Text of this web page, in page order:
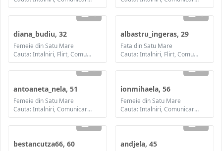
1
diana_budiu, 32
Femeie din Satu Mare
Cauta: Intalniri, Flirt, Comunicare / chat, Prietenie, Casatorie
1
albastru_ingeras, 29
Fata din Satu Mare
Cauta: Intalniri, Flirt, Comunicare / chat, Prietenie, Casatorie
3
antoaneta_nela, 51
Femeie din Satu Mare
Cauta: Intalniri, Comunicare / chat, Prietenie, Casatorie
2
ionmihaela, 56
Femeie din Satu Mare
Cauta: Intalniri, Comunicare / chat, Prietenie
3
bestancutza66, 60
3
andjela, 45